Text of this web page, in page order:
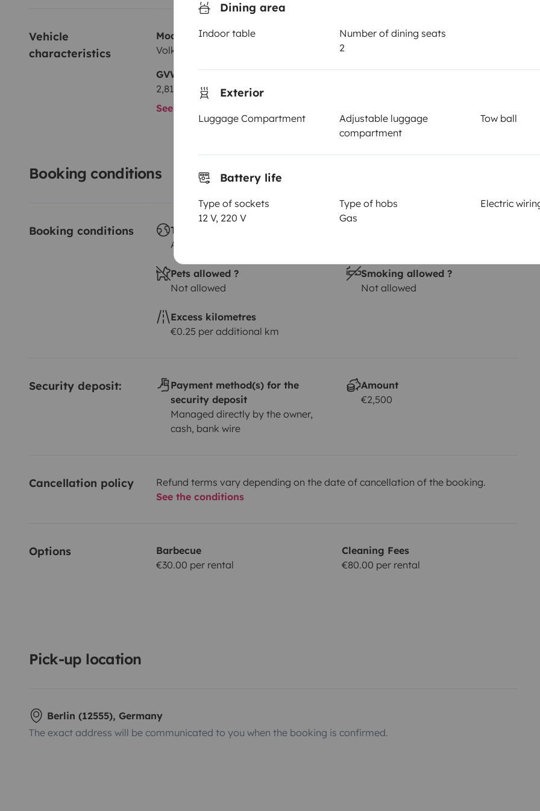
Dining area
Indoor table
Number of dining seats
2
Exterior
Luggage Compartment
Adjustable luggage
compartment
Tow ball
Battery life
Type of sockets
12 V, 220 V
Type of hobs
Gas
Electric
Vehicle
characteristics
Model
Volkswagen Transporter T4 Multivan
Year of registration
GVW
2,810 kg
Height
See all characteristics
Booking conditions
Booking conditions
Travelling abroad ?
Allowed
Pets allowed ?
Not allowed
Smoking allowed ?
Not allowed
Excess kilometres
€0.25 per additional km
Security deposit:
Payment method(s) for the
security deposit
Managed directly by the owner,
cash, bank wire
Amount
€2,500
Cancellation policy
Refund terms vary depending on the date of cancellation of the booking.
See the conditions
Options
Barbecue
€30.00 per rental
Cleaning Fees
€80.00 per rental
Pick-up location
Berlin (12555), Germany
The exact address will be communicated to you when the booking is confirmed.